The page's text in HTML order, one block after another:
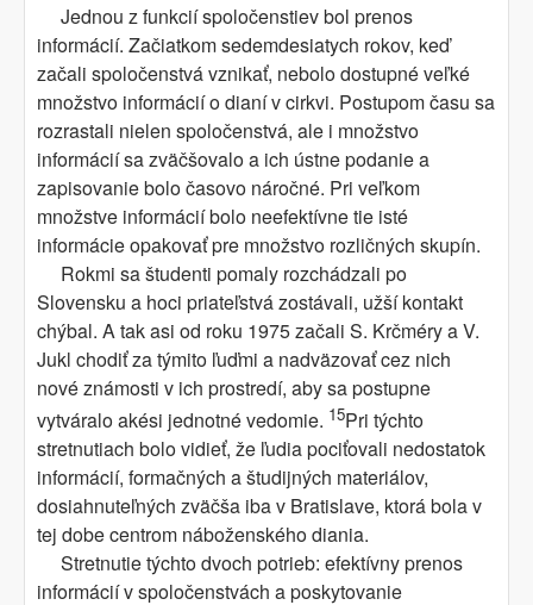
Jednou z funkcií spoločenstiev bol prenos
informácií. Začiatkom sedemdesiatych rokov, keď
začali spoločenstvá vznikať, nebolo dostupné veľké
množstvo informácií o dianí v cirkvi. Postupom času sa
rozrastali nielen spoločenstvá, ale i množstvo
informácií sa zväčšovalo a ich ústne podanie a
zapisovanie bolo časovo náročné. Pri veľkom
množstve informácií bolo neefektívne tie isté
informácie opakovať pre množstvo rozličných skupín.
Rokmi sa študenti pomaly rozchádzali po
Slovensku a hoci priateľstvá zostávali, užší kontakt
chýbal. A tak asi od roku 1975 začali S. Krčméry a V.
Jukl chodiť za týmito ľuďmi a nadväzovať cez nich
nové známosti v ich prostredí, aby sa postupne
vytváralo akési jednotné vedomie. 15Pri týchto
stretnutiach bolo vidieť, že ľudia pociťovali nedostatok
informácií, formačných a študijných materiálov,
dosiahnuteľných zväčša iba v Bratislave, ktorá bola v
tej dobe centrom náboženského diania.
Stretnutie týchto dvoch potrieb: efektívny prenos
informácií v spoločenstvách a poskytovanie